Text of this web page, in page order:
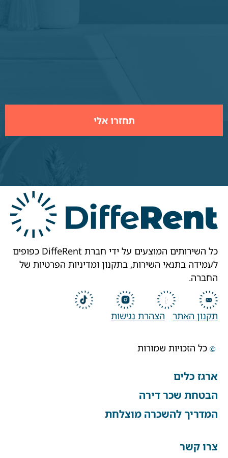
כל השירותים המוצעים על ידי חברת DiffeRent כפופים
לעמידה בתנאי השירות, בתקנון ומדיניות הפרטיות של
החברה.
תקנון האתר הצהרת נגישות
כל הזכויות שמורות
ארגז כלים
הבטחת שכר דירה
המדריך להשכרה מוצלחת
צרו קשר